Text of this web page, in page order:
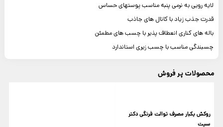
لایه رویی به نرمی پنبه مناسب پوستهای حساس
قدرت جذب زیاد با کانال های جاذب
باله های کناری انعطاف پذیر با چسب های مطمئن
چسبندگی مناسب با چسب زیری استاندارد
محصولات پر فروش
روکش یکبار مصرف توالت فرنگی دکتر
سیت